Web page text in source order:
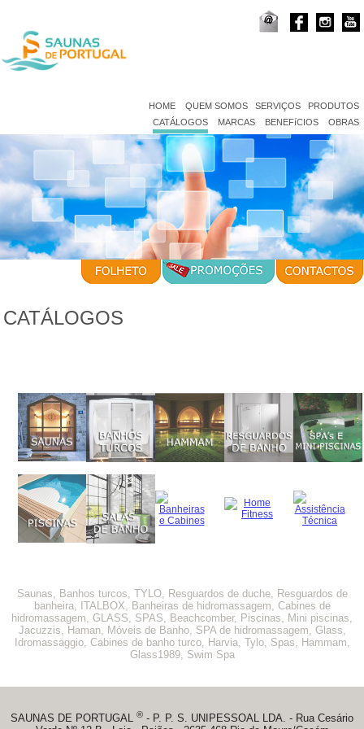
HOME QUEM SOMOS SERVIÇOS
PRODUTOS
CATÁLOGOS
MARCAS BENEFíCIOS OBRAS
CATÁLOGOS
Saunas, Banhos turcos, TYLO, Resguardos de duche, Resguardos de
banheira, ITALBOX, Banheiras de hidromassagem, Cabines de
hidromassagem, GLASS, SPAS, Beachcomber, Piscinas, Mini piscinas,
Jacuzzis, Haman, Móveis de Banho, SPA de hidromassagem, Glass,
Idromassaggio, Cabines de banho turco, Harvia, Tylo, Spas, Hammam,
Glass1989, Swim Spa
SAUNAS DE PORTUGAL ® - P. P. S. UNIPESSOAL LDA. - Rua Cesário